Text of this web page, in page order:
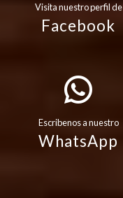
Visita nuestro perfil de
Facebook
Escribenos a nuestro
WhatsApp